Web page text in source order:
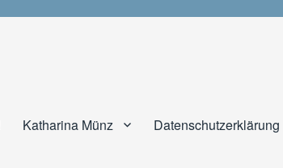
Katharina Münz Datenschutzerklärung